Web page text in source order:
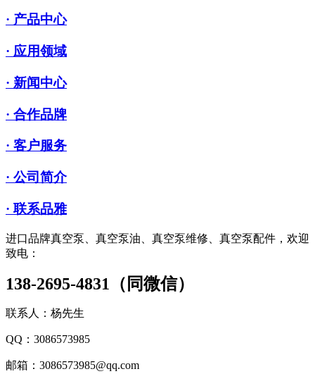
· 产品中心
· 应用领域
· 新闻中心
· 合作品牌
· 客户服务
· 公司简介
· 联系品雅
进口品牌真空泵、真空泵油、真空泵维修、真空泵配件，欢迎
致电：
138-2695-4831（同微信）
联系人：杨先生
QQ：3086573985
邮箱：3086573985@qq.com